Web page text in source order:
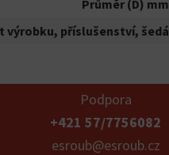
Průměr (D) mm
výrobku, příslušenství, šedá
Podpora
+421 57/7756082
esroub@esroub.cz